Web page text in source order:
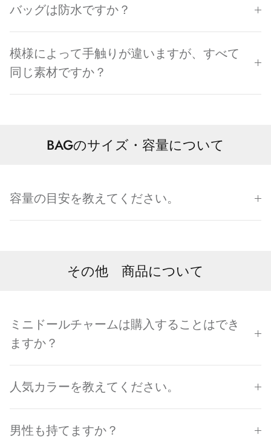
バッグは防水ですか？
模様によって手触りが違いますが、すべて
同じ素材ですか？
BAGのサイズ・容量について
容量の目安を教えてください。
その他 商品について
ミニドールチャームは購入することはでき
ますか？
人気カラーを教えてください。
男性も持てますか？